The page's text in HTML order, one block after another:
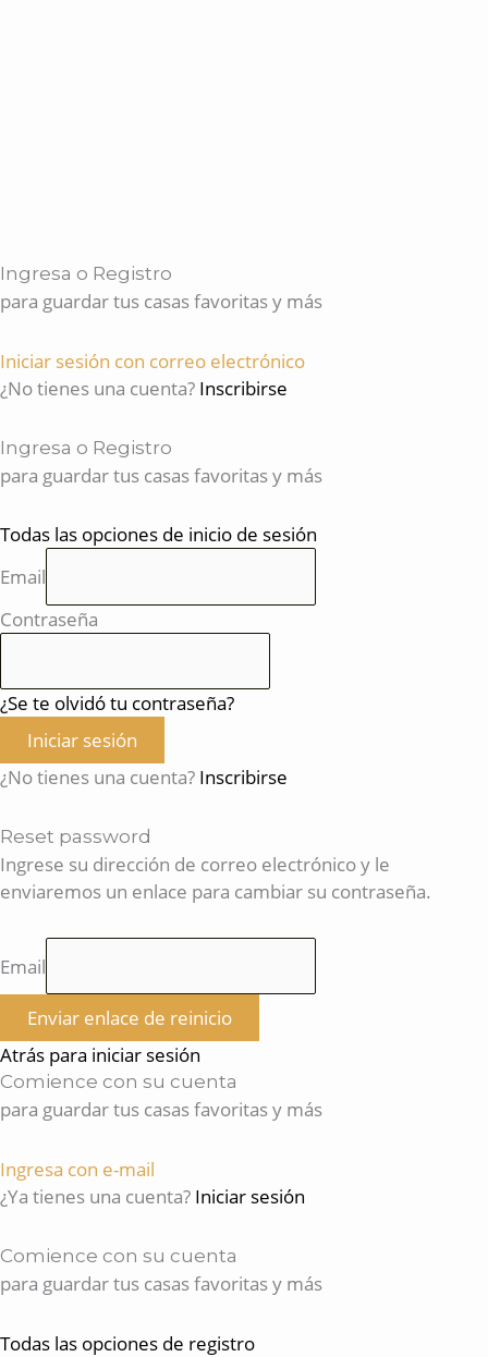
Ingresa o Registro
para guardar tus casas favoritas y más
Iniciar sesión con correo electrónico
¿No tienes una cuenta? Inscribirse
Ingresa o Registro
para guardar tus casas favoritas y más
Todas las opciones de inicio de sesión
Email
Contraseña
¿Se te olvidó tu contraseña?
Iniciar sesión
¿No tienes una cuenta? Inscribirse
Reset password
Ingrese su dirección de correo electrónico y le
enviaremos un enlace para cambiar su contraseña.
Email
Enviar enlace de reinicio
Atrás para iniciar sesión
Comience con su cuenta
para guardar tus casas favoritas y más
Ingresa con e-mail
¿Ya tienes una cuenta? Iniciar sesión
Comience con su cuenta
para guardar tus casas favoritas y más
Todas las opciones de registro